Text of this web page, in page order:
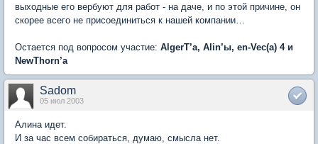
выходные его вербуют для работ - на даче, и по этой причине, он
скорее всего не присоединиться к нашей компании…
Остается под вопросом участие: AlgerT’a, Alin’ы, en-Vec(a) 4 и
NewThorn’a
Sadom
05 июл 2003
Алина идет.
И за час всем собираться, думаю, смысла нет.